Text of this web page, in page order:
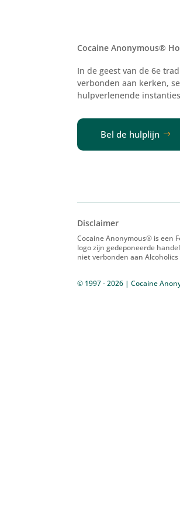
Cocaine Anonymous®
In de geest van de 6e
verbonden aan kerken,
hulpverlenende
Bel de hulplijn
Disclaimer
Cocaine Anonymous® is een
logo zijn gedeponeerde
niet verbonden aan
© 1997 - 2026 | Cocaine